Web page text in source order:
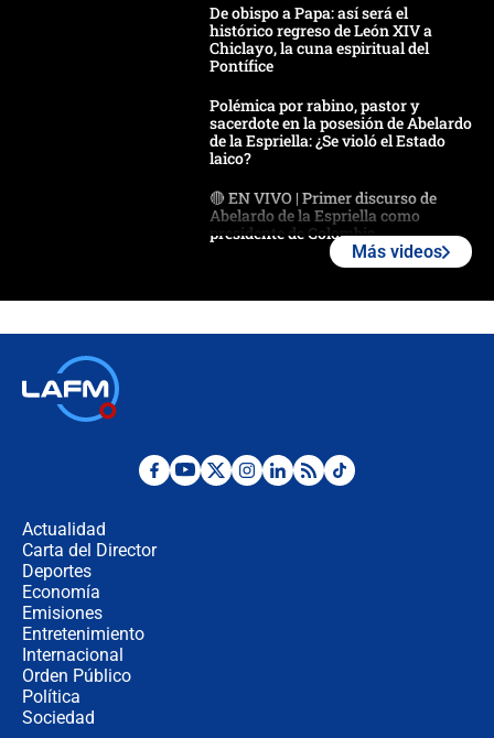
De obispo a Papa: así será el
histórico regreso de León XIV a
Chiclayo, la cuna espiritual del
Pontífice
Polémica por rabino, pastor y
sacerdote en la posesión de Abelardo
de la Espriella: ¿Se violó el Estado
laico?
🔴 EN VIVO | Primer discurso de
Abelardo de la Espriella como
presidente de Colombia
Desde dermatitis hasta infecciones:
Más videos
Actualidad
Carta del Director
Deportes
Economía
Emisiones
Entretenimiento
Internacional
Orden Público
Política
Sociedad